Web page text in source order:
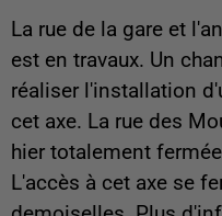
La rue de la gare et
est en travaux. Un
réaliser l'installation
cet axe. La rue des
hier totalement
L'accès à cet axe se